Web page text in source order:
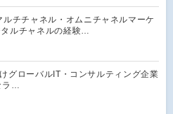
ルチチャネル・オムニチャネルマーケ
ルチャネルの経験…
グローバルIT・コンサルティング企業
ラ…